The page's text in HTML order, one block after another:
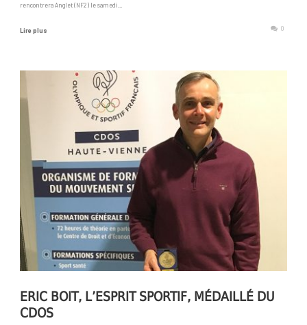
rencontrera Anglet (NF2) le samedi...
Lire plus 0
ERIC BOIT, L’ESPRIT SPORTIF, MÉDAILLÉ DU
CDOS